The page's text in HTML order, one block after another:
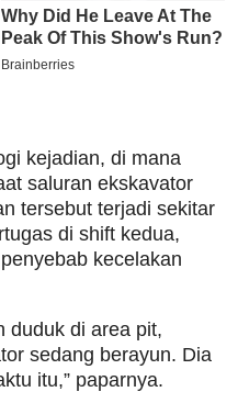
kejadian, di mana
saluran ekskavator
tersebut terjadi sekitar
di shift kedua,
kecelakan
duduk di area pit,
sedang berayun. Dia
itu,” paparnya.